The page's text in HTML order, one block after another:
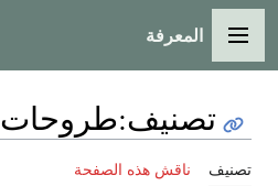
القائمة الرئيسية
المعرفة
تصنيف:طروحات 664
تصنيف ناقش هذه الصفحة